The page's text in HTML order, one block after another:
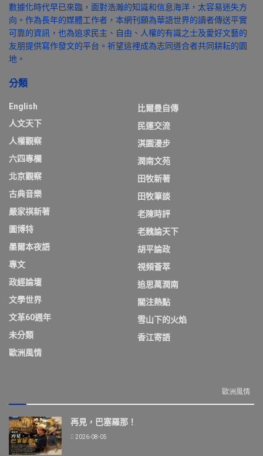
數據化時代早已來臨，面對浩瀚的知識和信息海洋，太容易迷失方
向。作為長年的媒體工作者，本網刊願為華語世界的讀者傳送平實
可靠的資訊，也為追求民主、自由、人權的有識之士及愛好文藝的
友朋提供寫作發文的平台。祈望這裡成為志同道合者共同耕耘的園
地。
分類
English
人文天下
人權觀察
六四專欄
北京觀察
古典音樂
嚴家祺新著
圖博特
墨爾本夜語
專文
政經論壇
文學世界
文革60週年
未分類
歐洲風情
比爾曼自傳
民運交流
淇園漫步
潤南文苑
田牧新著
田牧筆談
老陳時評
老魏論天下
胡平論政
視頻薈萃
追思萬潤南
關注熱點
雪山下的火焰
香江寄語
歐洲風情
再見，巴塞羅那！
2026-08-05